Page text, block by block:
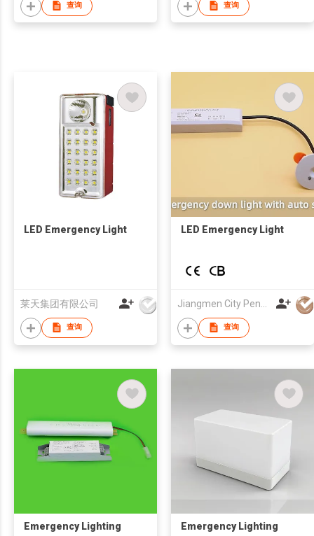
查询 查询
LED Emergency Light
莱天集团有限公司
查询
LED Emergency Light
查询
Emergency Lighting
Emergency Lighting